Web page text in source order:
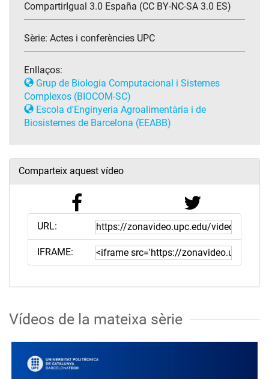
CompartirIgual 3.0 España (CC BY-NC-SA 3.0 ES)
Sèrie: Actes i conferències UPC
Enllaços:
Grup de Biologia Computacional i Sistemes
Complexos (BIOCOM-SC)
Escola d'Enginyeria Agroalimentària i de
Biosistemes de Barcelona (EEABB)
Comparteix aquest vídeo
URL:
IFRAME:
Vídeos de la mateixa sèrie